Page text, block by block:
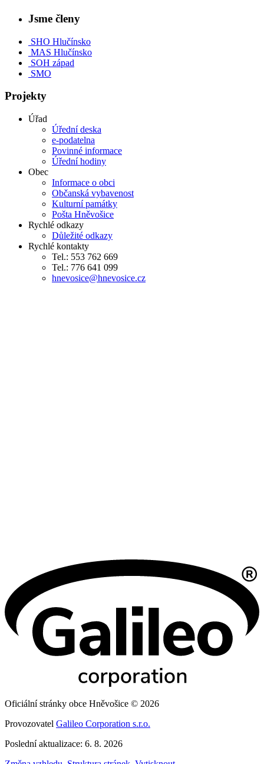
Jsme členy
SHO Hlučínsko
MAS Hlučínsko
SOH západ
SMO
Projekty
Úřad
Úřední deska
e-podatelna
Povinné informace
Úřední hodiny
Obec
Informace o obci
Občanská vybavenost
Kulturní památky
Pošta Hněvošice
Rychlé odkazy
Důležité odkazy
Rychlé kontakty
Tel.: 553 762 669
Tel.: 776 641 099
hnevosice@hnevosice.cz
Oficiální stránky obce Hněvošice © 2026
Provozovatel Galileo Corporation s.r.o.
Poslední aktualizace: 6. 8. 2026